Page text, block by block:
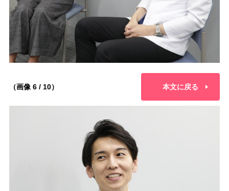
（画像 6 / 10） 本文に戻る